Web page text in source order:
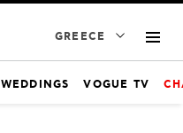
GREECE
WEDDINGS VOGUE TV